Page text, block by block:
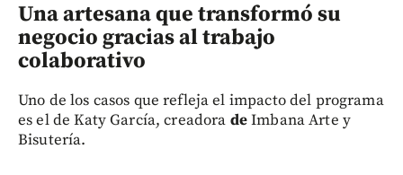
Una artesana que transformó su
negocio gracias al trabajo
colaborativo
Uno de los casos que refleja el impacto del programa
es el de Katy García, creadora deImbana Arte y
Bisutería.